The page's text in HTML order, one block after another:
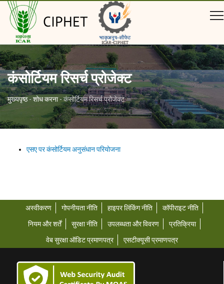
CIPHET
कंसोर्टियम रिसर्च प्रोजेक्ट
मुख्यपृष्ठ - शोध करना -कंसोर्टियम रिसर्च प्रोजेक्ट
एसए पर कंसोर्टियम अनुसंधान परियोजना
अस्वीकरण गोपनीयता नीति हाइपर लिंकिंग नीति
कॉपीराइट नीति
नियम और शर्तें
सुरक्षा नीति उपलब्धता और विवरण
प्रतिक्रिया
वेब सुरक्षा ऑडिट प्रमाणपत्र
एसटीक्यूसी प्रमाणपत्र